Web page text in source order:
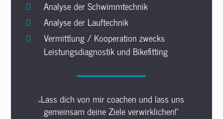
Analyse der Schwimmtechnik
Analyse der Lauftechnik
Vermittlung / Kooperation zwecks
Leistungsdiagnostik und Bikefitting
„Lass dich von mir coachen und lass uns
gemeinsam deine Ziele verwirklichen!“